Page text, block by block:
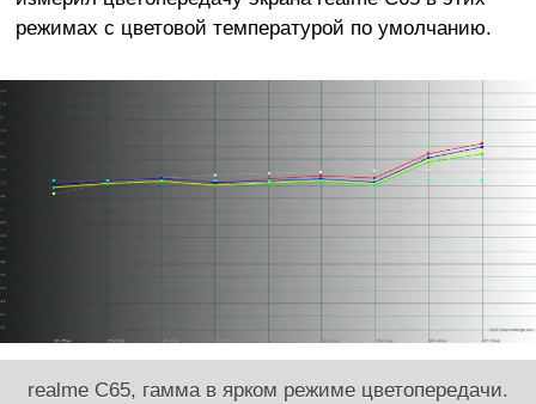
режимах с цветовой температурой по умолчанию.
realme C65, гамма в ярком режиме цветопередачи.